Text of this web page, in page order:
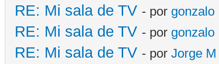
RE: Mi sala de TV - por gonzalo
RE: Mi sala de TV - por gonzalo
RE: Mi sala de TV - por Jorge M